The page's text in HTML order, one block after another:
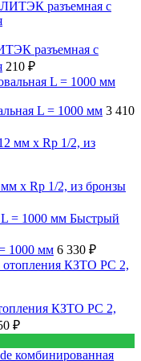
разъемная с
210 ₽
L = 1000 мм 3 410
х Rp 1/2, из бронзы
Быстрый
1000 мм 6 330 ₽
КЗТО РС 2,
₽